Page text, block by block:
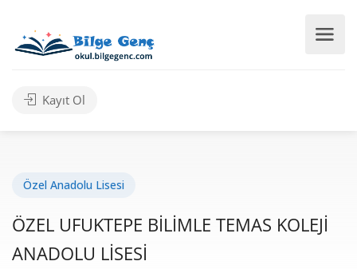
Kayıt Ol
Özel Anadolu Lisesi
ÖZEL UFUKTEPE BİLİMLE TEMAS KOLEJİ
ANADOLU LİSESİ